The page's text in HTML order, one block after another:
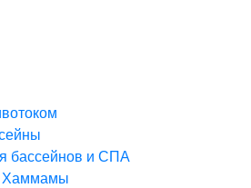
бассейнов и СПА
Хаммамы